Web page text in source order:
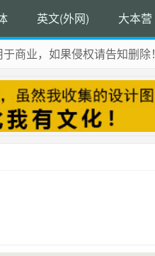
英文(外网) 大本营
商业，如果侵权请告知删除！